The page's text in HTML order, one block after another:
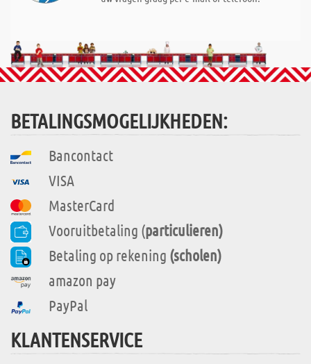
BETALINGSMOGELIJKHEDEN:
Bancontact
VISA
MasterCard
Vooruitbetaling (particulieren)
Betaling op rekening (scholen)
amazon pay
PayPal
KLANTENSERVICE